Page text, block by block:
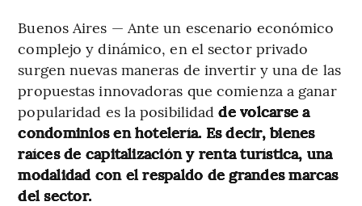
Buenos Aires — Ante un escenario económico
complejo y dinámico, en el sector privado
surgen nuevas maneras de invertir y una de las
propuestas innovadoras que comienza a ganar
popularidad es la posibilidadde volcarse a
condominios en hotelería. Es decir, bienes
raíces de capitalización y renta turística, una
modalidad con el respaldo de grandes marcas
del sector.